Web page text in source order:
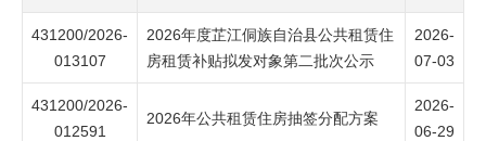
431200/2026-
013107
2026年度芷江侗族自治县公共租赁住
房租赁补贴拟发对象第二批次公示
2026-
07-03
431200/2026-
012591
2026年公共租赁住房抽签分配方案
2026-
06-29